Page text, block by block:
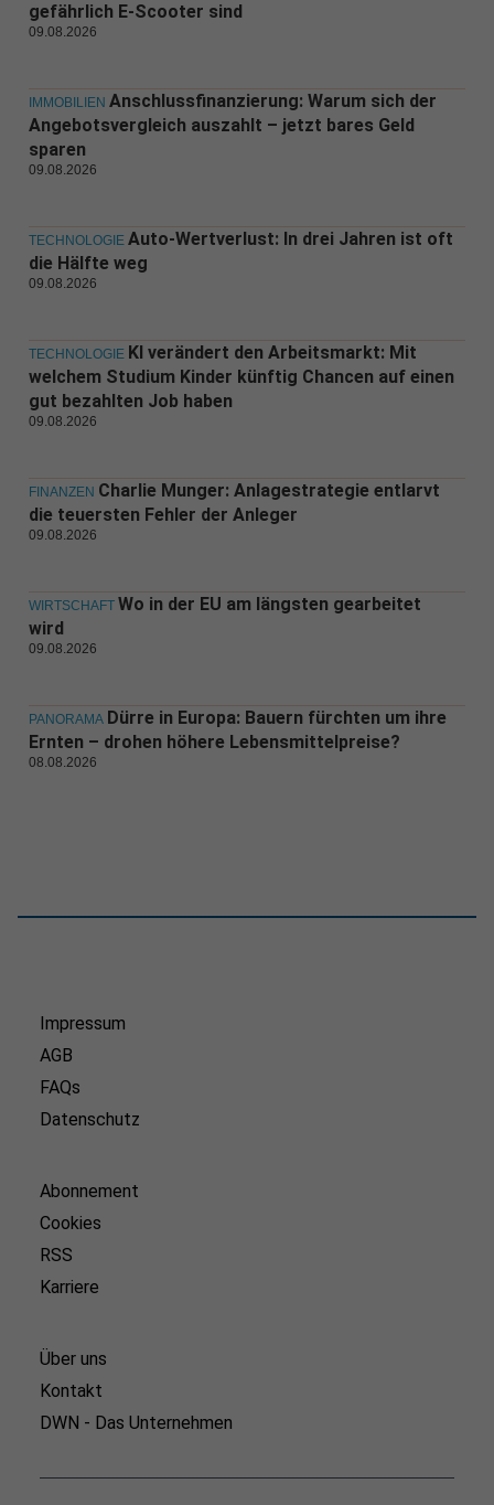
gefährlich E-Scooter sind
09.08.2026
IMMOBILIEN Anschlussfinanzierung: Warum sich der
Angebotsvergleich auszahlt – jetzt bares Geld
sparen
09.08.2026
TECHNOLOGIE Auto-Wertverlust: In drei Jahren ist oft
die Hälfte weg
09.08.2026
TECHNOLOGIE KI verändert den Arbeitsmarkt: Mit
welchem Studium Kinder künftig Chancen auf einen
gut bezahlten Job haben
09.08.2026
FINANZEN Charlie Munger: Anlagestrategie entlarvt
die teuersten Fehler der Anleger
09.08.2026
WIRTSCHAFT Wo in der EU am längsten gearbeitet
wird
09.08.2026
PANORAMA Dürre in Europa: Bauern fürchten um ihre
Ernten – drohen höhere Lebensmittelpreise?
08.08.2026
Impressum
AGB
FAQs
Datenschutz
Abonnement
Cookies
RSS
Karriere
Über uns
Kontakt
DWN - Das Unternehmen